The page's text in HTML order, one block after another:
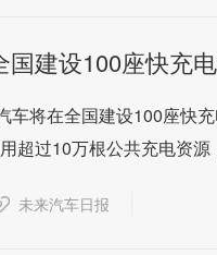
国建设100座快充
车将在全国建设100座快
超过10万根公共充电资源
未来汽车日报